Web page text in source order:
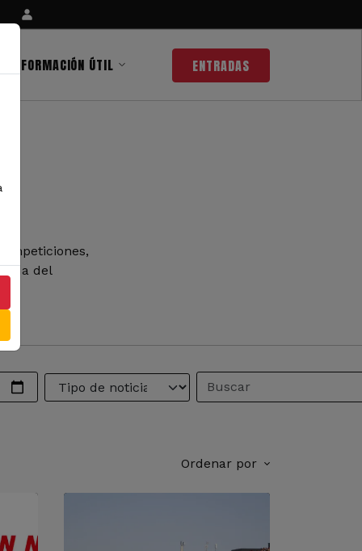
INFORMACIÓN ÚTIL ENTRADAS
del
Ordenar por